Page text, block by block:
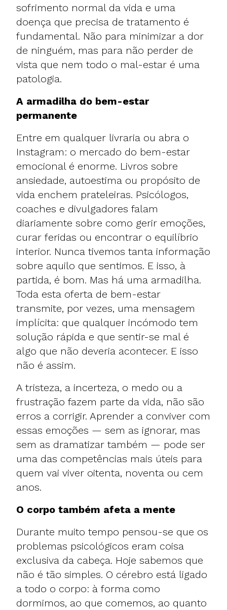
sofrimento normal da vida e uma
doença que precisa de tratamento é
fundamental. Não para minimizar a dor
de ninguém, mas para não perder de
vista que nem todo o mal-estar é uma
patologia.
A armadilha do bem-estar
permanente
Entre em qualquer livraria ou abra o
Instagram: o mercado do bem-estar
emocional é enorme. Livros sobre
ansiedade, autoestima ou propósito de
vida enchem prateleiras. Psicólogos,
coaches e divulgadores falam
diariamente sobre como gerir emoções,
curar feridas ou encontrar o equilíbrio
interior. Nunca tivemos tanta informação
sobre aquilo que sentimos. E isso, à
partida, é bom. Mas há uma armadilha.
Toda esta oferta de bem-estar
transmite, por vezes, uma mensagem
implícita: que qualquer incómodo tem
solução rápida e que sentir-se mal é
algo que não deveria acontecer. E isso
não é assim.
A tristeza, a incerteza, o medo ou a
frustração fazem parte da vida, não são
erros a corrigir. Aprender a conviver com
essas emoções — sem as ignorar, mas
sem as dramatizar também — pode ser
uma das competências mais úteis para
quem vai viver oitenta, noventa ou cem
anos.
O corpo também afeta a mente
Durante muito tempo pensou-se que os
problemas psicológicos eram coisa
exclusiva da cabeça. Hoje sabemos que
não é tão simples. O cérebro está ligado
a todo o corpo: à forma como
dormimos, ao que comemos, ao quanto